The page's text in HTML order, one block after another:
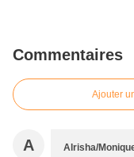
Commentaires
Ajouter
A Alrisha/